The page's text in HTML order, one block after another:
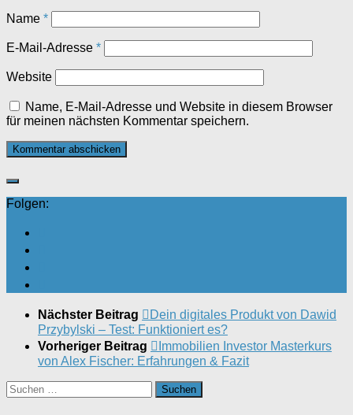
Name *
E-Mail-Adresse *
Website
Name, E-Mail-Adresse und Website in diesem Browser
für meinen nächsten Kommentar speichern.
Folgen:
Nächster Beitrag
Dein digitales Produkt von Dawid
Przybylski – Test: Funktioniert es?
Vorheriger Beitrag
Immobilien Investor Masterkurs
von Alex Fischer: Erfahrungen & Fazit
Suchen
nach: